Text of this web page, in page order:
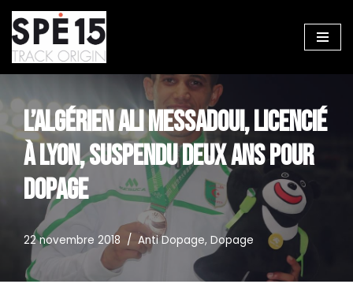
Aller
au
L’ALGÉRIEN ALI MESSADOUI, LICENCIÉ
À LYON, SUSPENDU DEUX ANS POUR
DOPAGE
22 novembre 2018 Anti Dopage, Dopage